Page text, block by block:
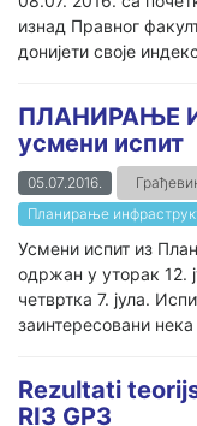
изнад Правног
донијети своје
ПЛАНИРАЊЕ
усмени испит
05.07.2016.
Планирање
Усмени испит из
одржан у уторак 12.
четвртка 7. јула.
заинтересовани
Rezultati
RI3 GP3